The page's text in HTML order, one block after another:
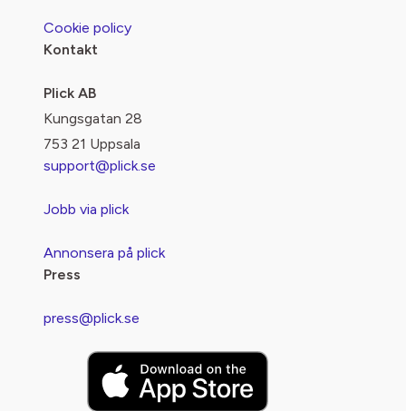
Cookie policy
Kontakt
Plick AB
Kungsgatan 28
753 21 Uppsala
support@plick.se
Jobb via plick
Annonsera på plick
Press
press@plick.se